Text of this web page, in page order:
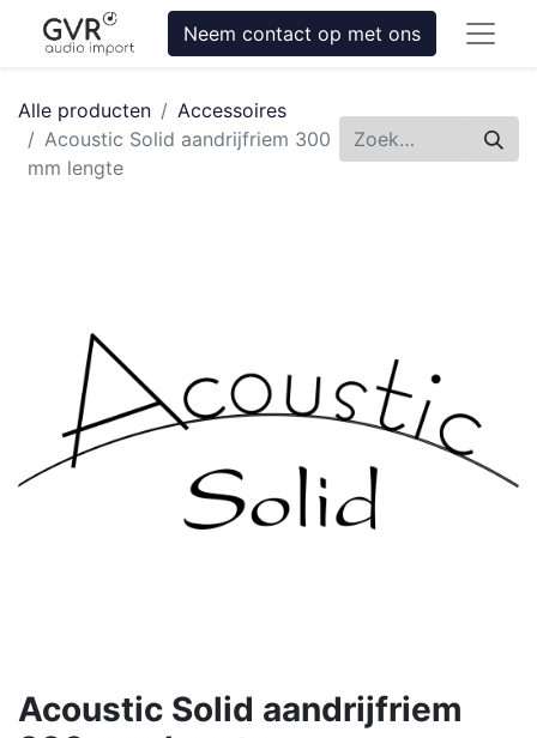
Neem contact op met ons
Alle producten
Accessoires
Acoustic Solid aandrijfriem 300
mm lengte
Acoustic Solid aandrijfriem